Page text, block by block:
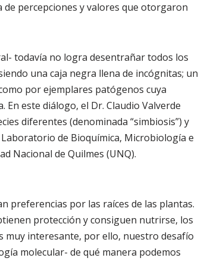
percepciones y valores que otorgaron
todavía no logra desentrañar todos los
una caja negra llena de incógnitas; un
por ejemplares patógenos cuya
este diálogo, el Dr. Claudio Valverde
diferentes (denominada “simbiosis”) y
de Bioquímica, Microbiología e
Nacional de Quilmes (UNQ).
preferencias por las raíces de las plantas.
protección y consiguen nutrirse, los
muy interesante, por ello, nuestro desafío
molecular- de qué manera podemos